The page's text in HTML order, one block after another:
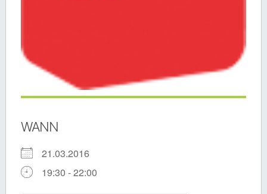
WANN
21.03.2016
19:30 - 22:00